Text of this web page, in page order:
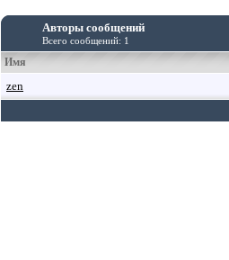
Авторы сообщений
Всего сообщений: 1
Имя
zen